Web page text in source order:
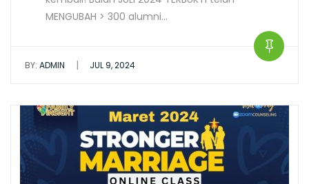
MENGUBAH > 300 alumni…
BY: ADMIN | JUL 9, 2024